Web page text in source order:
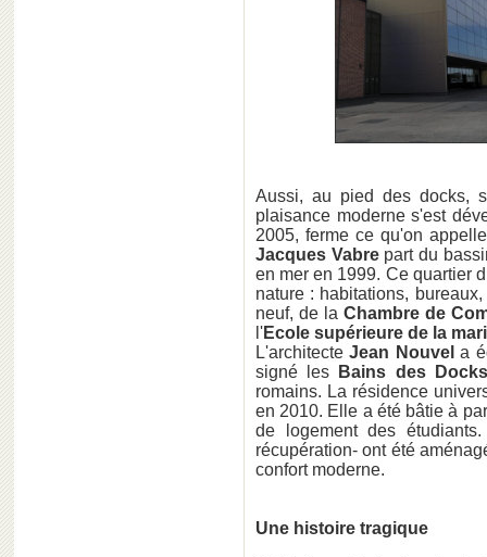
Aussi, au pied des docks,
plaisance moderne s'est
2005, ferme ce qu'on
Jacques Vabrepart du
en mer en 1999. Ce quartier
nature : habitations,
neuf, de la Chambre de
l'Ecole supérieure de la
L'architecteJean Nouvela
signé les
Bains des
romains. La résidence
en 2010. Elle a été bâtie à
de logement des
récupération- ont été
confort moderne.
Une histoire tragique